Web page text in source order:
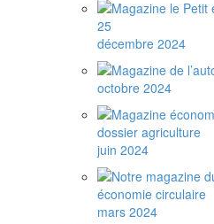
décembre 2024
octobre 2024
juin 2024
mars 2024